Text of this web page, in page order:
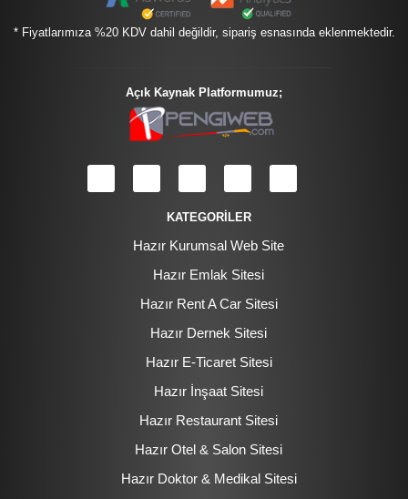
* Fiyatlarımıza %20 KDV dahil değildir, sipariş esnasında eklenmektedir.
Açık Kaynak Platformumuz;
KATEGORİLER
Hazır Kurumsal Web Site
Hazır Emlak Sitesi
Hazır Rent A Car Sitesi
Hazır Dernek Sitesi
Hazır E-Ticaret Sitesi
Hazır İnşaat Sitesi
Hazır Restaurant Sitesi
Hazır Otel & Salon Sitesi
Hazır Doktor & Medikal Sitesi